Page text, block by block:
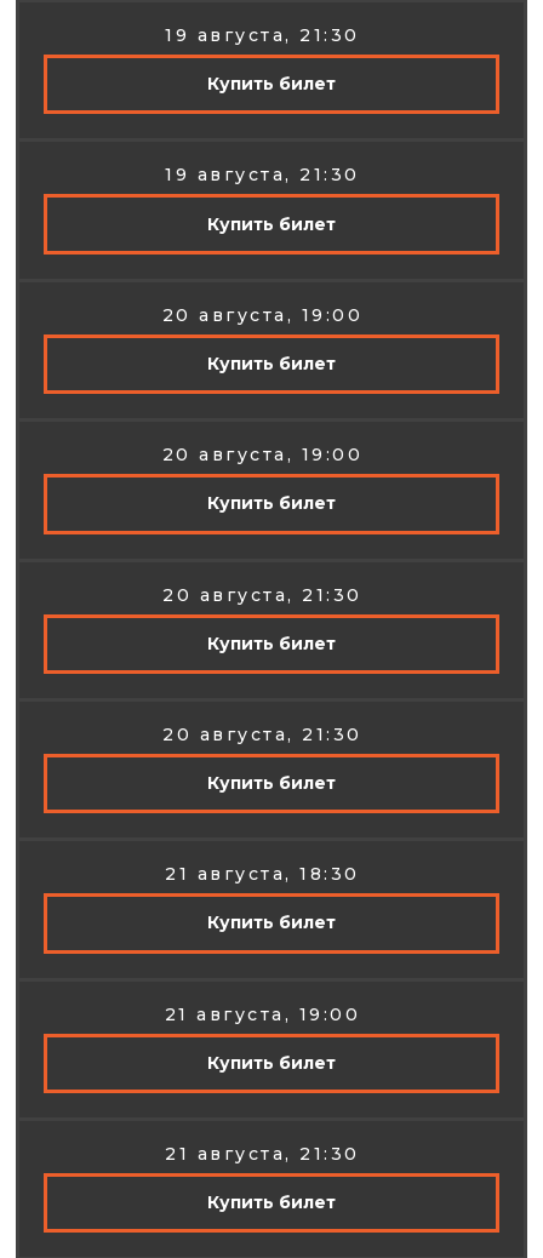
19 августа, 21:30
Купить билет
19 августа, 21:30
Купить билет
20 августа, 19:00
Купить билет
20 августа, 19:00
Купить билет
20 августа, 21:30
Купить билет
20 августа, 21:30
Купить билет
21 августа, 18:30
Купить билет
21 августа, 19:00
Купить билет
21 августа, 21:30
Купить билет